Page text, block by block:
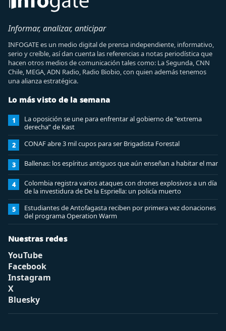
Informar, analizar, anticipar
INFOGATE es un medio digital de prensa independiente, informativo,
serio y creíble, así dan cuenta las referencias a notas periodística que
hacen otros medios de comunicación tales como: La Segunda, CNN
Chile, MEGA, ADN Radio, Radio Biobio, con quien además tenemos
una alianza estratégica.
Lo más visto de la semana
1
La oposición se une para enfrentar al gobierno de “extrema
derecha” de Kast
2 CONAF abre 3 mil cupos para ser Brigadista Forestal
3 Ballenas: los espíritus antiguos que aún enseñan a habitar el mar
4
Colombia registra varios ataques con drones explosivos a un día
de la investidura de De la Espriella: un policía muerto
5
Estudiantes de Antofagasta reciben por primera vez donaciones
del programa Operation Warm
Nuestras redes
YouTube
Facebook
Instagram
X
Bluesky